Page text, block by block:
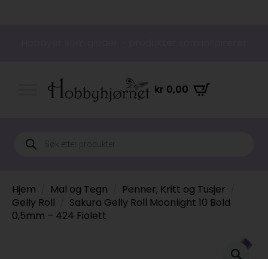
kr 0,00
Products
search
Hjem Mal og Tegn
Penner, Kritt og Tusjer
Gelly Roll
Sakura Gelly Roll Moonlight 10 Bold
0,5mm – 424 Fiolett